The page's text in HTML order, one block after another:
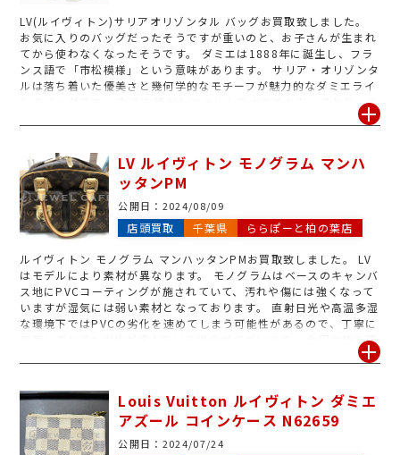
LV(ルイヴィトン)サリアオリゾンタル バッグお買取致しました。
お気に入りのバッグだったそうですが重いのと、お子さんが生まれ
てから使わなくなったそうです。 ダミエは1888年に誕生し、フラ
ンス語で「市松模様」という意味があります。 サリア・オリゾンタ
ルは落ち着いた優美さと幾何学的なモチーフが魅力的なダミエライ
ンのバッグです。 丸みを帯びたフォルムで大きめとなっており、こ
ちらはすでに廃盤となってしまいました。 LVは丁寧に保存してい
まのLVのバッグがございましたらお気軽に無料査定をご利用くださ
いませ。
LV ルイヴィトン モノグラム マンハ
ッタンPM
公開日： 2024/08/09
店頭買取 千葉県 ららぽーと柏の葉店
ルイヴィトン モノグラム マンハッタンPMお買取致しました。 LV
はモデルにより素材が異なります。 モノグラムはベースのキャンバ
ス地にPVCコーティングが施されていて、汚れや傷には強くなって
いますが湿気には弱い素材となっております。 直射日光や高温多湿
な環境下ではPVCの劣化を速めてしまう可能性があるので、丁寧に
保管していても劣化が進んでいる場合がございます。 今回お持ち頂
いたマンハッタンは少し型崩れはしていますが、ベタやシミなども
た。
Louis Vuitton ルイヴィトン ダミエ
アズール コインケース N62659
公開日： 2024/07/24